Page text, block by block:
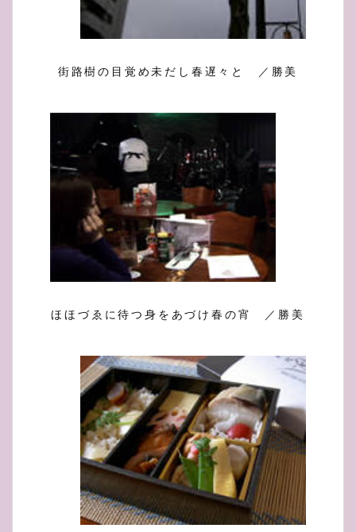
街路樹の目覚め未だし春遅々と ／勝美
ほほづゑに待つ身をあづけ春の宵 ／勝美